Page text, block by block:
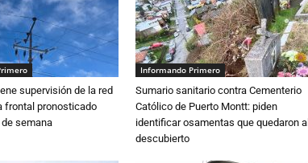
supervisión de la red
frontal pronosticado
semana
Informando Primero
Sumario sanitario contra Cementerio
Católico de Puerto Montt: piden
identificar osamentas que quedaron al
descubierto